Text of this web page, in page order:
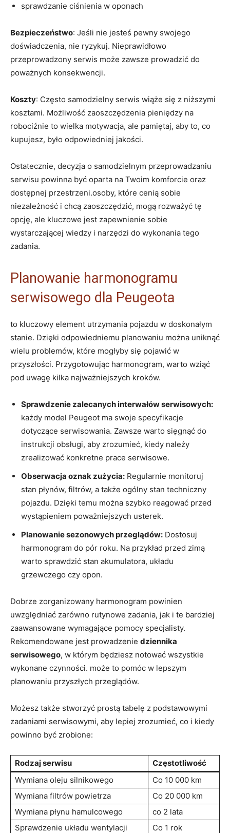
sprawdzanie ciśnienia w oponach
Bezpieczeństwo: Jeśli nie jesteś pewny swojego
doświadczenia, nie ryzykuj. Nieprawidłowo
przeprowadzony serwis może zawsze prowadzić do
poważnych konsekwencji.
Koszty: Często samodzielny serwis wiąże się z niższymi
kosztami. Możliwość zaoszczędzenia pieniędzy na
robociźnie to wielka motywacja, ale pamiętaj, aby to, co
kupujesz, było odpowiedniej jakości.
Ostatecznie, decyzja o samodzielnym przeprowadzaniu
serwisu powinna być oparta na Twoim komforcie oraz
dostępnej przestrzeni.osoby, które cenią sobie
niezależność i chcą zaoszczędzić, mogą rozważyć tę
opcję, ale kluczowe jest zapewnienie sobie
wystarczającej wiedzy i narzędzi do wykonania tego
zadania.
Planowanie harmonogramu
serwisowego dla Peugeota
to kluczowy element utrzymania pojazdu w doskonałym
stanie. Dzięki odpowiedniemu planowaniu można uniknąć
wielu problemów, które mogłyby się pojawić w
przyszłości. Przygotowując harmonogram, warto wziąć
pod uwagę kilka najważniejszych kroków.
Sprawdzenie zalecanych interwałów serwisowych:
każdy model Peugeot ma swoje specyfikacje
dotyczące serwisowania. Zawsze warto sięgnąć do
instrukcji obsługi, aby zrozumieć, kiedy należy
zrealizować konkretne prace serwisowe.
Obserwacja oznak zużycia: Regularnie monitoruj
stan płynów, filtrów, a także ogólny stan techniczny
pojazdu. Dzięki temu można szybko reagować przed
wystąpieniem poważniejszych usterek.
Planowanie sezonowych przeglądów: Dostosuj
harmonogram do pór roku. Na przykład przed zimą
warto sprawdzić stan akumulatora, układu
grzewczego czy opon.
Dobrze zorganizowany harmonogram powinien
uwzględniać zarówno rutynowe zadania, jak i te bardziej
zaawansowane wymagające pomocy specjalisty.
Rekomendowane jest prowadzenie dziennika
serwisowego, w którym będziesz notować wszystkie
wykonane czynności. może to pomóc w lepszym
planowaniu przyszłych przeglądów.
Możesz także stworzyć prostą tabelę z podstawowymi
zadaniami serwisowymi, aby lepiej zrozumieć, co i kiedy
powinno być zrobione:
Rodzaj serwisu
Częstotliwość
Wymiana oleju silnikowego
Co 10 000 km
Wymiana filtrów powietrza
Co 20 000 km
Wymiana płynu hamulcowego
co 2 lata
Sprawdzenie układu wentylacji
Co 1 rok